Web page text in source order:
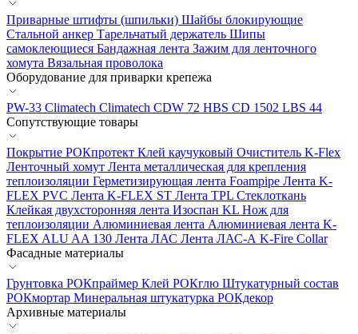
Приварные штифты (шпильки) Шайбы блокирующие
Стальной анкер Тарельчатый держатель Шипы
самоклеющиеся Бандажная лента Зажим для ленточного
хомута Вязальная проволока
Оборудование для приварки крепежа
PW-33 Climatech Climatech CDW 72 HBS CD 1502 LBS 44
Сопутствующие товары
Покрытие РОКпротект Клей каучуковый Очиститель K-Flex
Ленточный хомут Лента металлическая для крепления
теплоизоляции Герметизирующая лента Foampipe Лента K-
FLEX PVC Лента K-FLEX ST Лента TPL Стеклоткань
Клейкая двухсторонняя лента Изоспан KL Нож для
теплоизоляции Алюминиевая лента Алюминиевая лента K-
FLEX ALU AA 130 Лента ЛАС Лента ЛАС-А K-Fire Collar
Фасадные материалы
Грунтовка РОКпраймер Клей РОКглю Штукатурный состав
РОКмортар Минеральная штукатурка РОКдекор
Архивные материалы